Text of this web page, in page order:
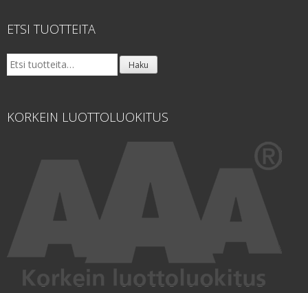
ETSI TUOTTEITA
Etsi: Haku
KORKEIN LUOTTOLUOKITUS